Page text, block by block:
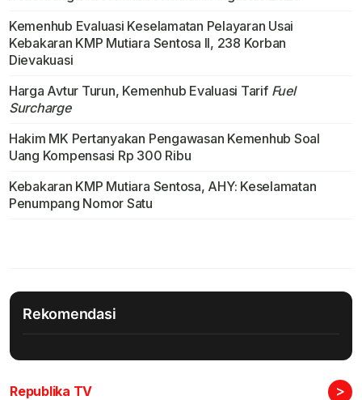
Kemenhub Evaluasi Keselamatan Pelayaran Usai
Kebakaran KMP Mutiara Sentosa II, 238 Korban
Dievakuasi
Harga Avtur Turun, Kemenhub Evaluasi Tarif Fuel
Surcharge
Hakim MK Pertanyakan Pengawasan Kemenhub Soal
Uang Kompensasi Rp 300 Ribu
Kebakaran KMP Mutiara Sentosa, AHY: Keselamatan
Penumpang Nomor Satu
Rekomendasi
Republika TV >